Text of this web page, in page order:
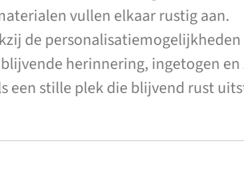
vullen elkaar rustig aan.
de
herinnering, ingetogen
een stille plek die blijvend rust